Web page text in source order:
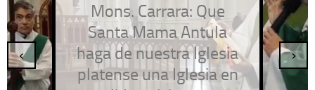
Mons. Carrara: Que
Santa Mama Antula
haga de nuestra Iglesia
platense una Iglesia en
‹ ›